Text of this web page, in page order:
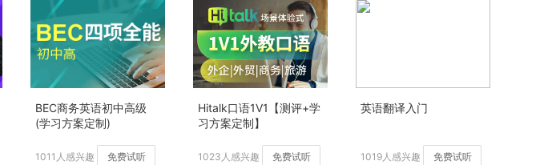
BEC商务英语初中高级
(学习方案定制)
1011人感兴趣 免费试听
Hitalk口语1V1【测评+学
习方案定制】
1023人感兴趣 免费试听
英语翻译入门
1019人感兴趣 免费试听